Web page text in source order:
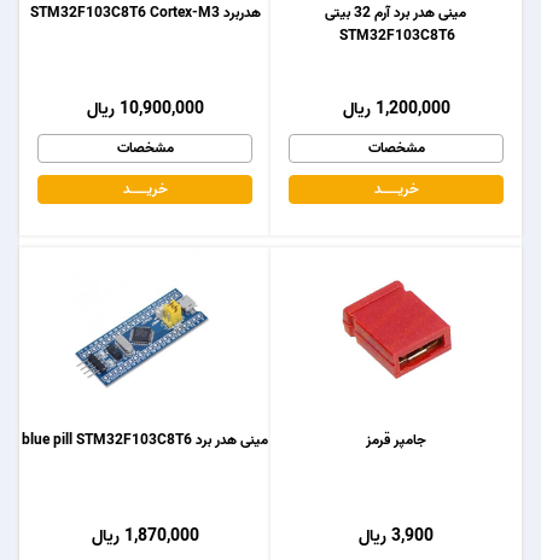
هدربرد STM32F103C8T6 Cortex-M3
10,900,000 ریال
مشخصات
خریـــــــد
مینی هدر برد آرم 32 بیتی
STM32F103C8T6
1,200,000 ریال
مشخصات
خریـــــــد
مینی هدر برد blue pill STM32F103C8T6
1,870,000 ریال
جامپر قرمز
3,900 ریال